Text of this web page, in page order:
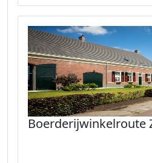
Boerderijwinkelroute